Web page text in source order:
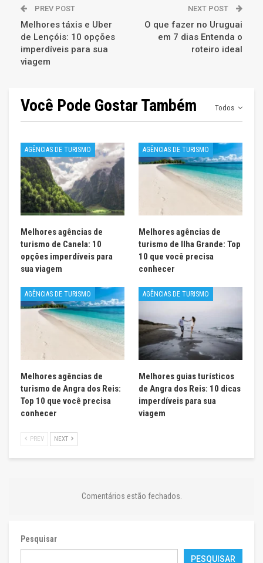
PREV POST
Melhores táxis e Uber
de Lençóis: 10 opções
imperdíveis para sua
viagem
NEXT POST
O que fazer no Uruguai
em 7 dias Entenda o
roteiro ideal
Todos
Você Pode Gostar Também
AGÊNCIAS DE TURISMO
Melhores agências de
turismo de Canela: 10
opções imperdíveis para
sua viagem
AGÊNCIAS DE TURISMO
Melhores agências de
turismo de Ilha Grande: Top
10 que você precisa
conhecer
AGÊNCIAS DE TURISMO
Melhores agências de
turismo de Angra dos Reis:
Top 10 que você precisa
conhecer
AGÊNCIAS DE TURISMO
Melhores guias turísticos
de Angra dos Reis: 10 dicas
imperdíveis para sua
viagem
PREV NEXT
Comentários estão fechados.
Pesquisar
PESQUISAR